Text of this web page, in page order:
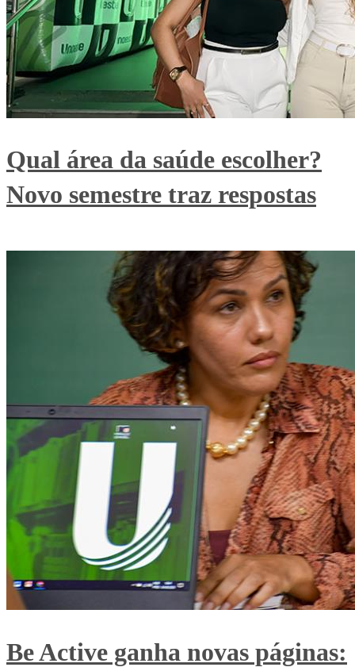
Qual área da saúde escolher?
Novo semestre traz respostas
Be Active ganha novas páginas: